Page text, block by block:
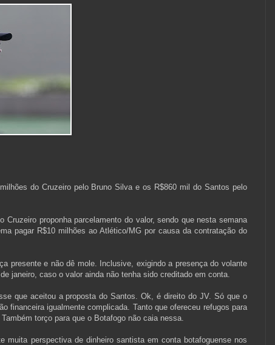
do Cruzeiro pelo Bruno Silva e os R$860 mil do Santos pelo
Cruzeiro proponha parcelamento do valor, sendo que nesta semana
pagar R$10 milhões ao Atlético/MG por causa da contratação do
presente e não dê mole. Inclusive, exigindo a presença do volante
janeiro, caso o valor ainda não tenha sido creditado em conta.
que aceitou a proposta do Santos. Ok, é direito do JV. Só que o
financeira igualmente complicada. Tanto que ofereceu refugos para
torço para que o Botafogo não caia nessa.
muita perspectiva de dinheiro santista em conta botafoguense nos